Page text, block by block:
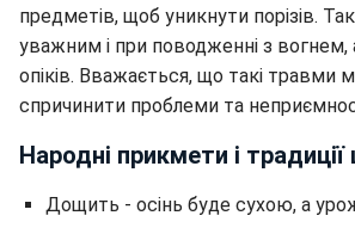
предметів, щоб уникнути порізів.
уважним і при поводженні з
опіків. Вважається, що такі травми
спричинити проблеми та
Народні прикмети і
Дощить - осінь буде сухою, а